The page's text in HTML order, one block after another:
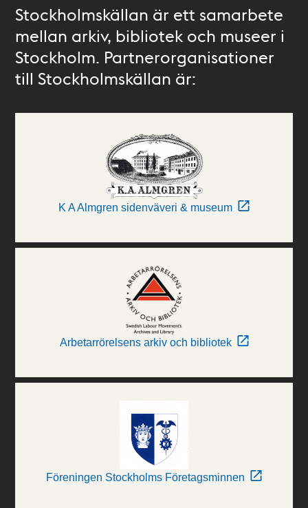
Stockholmskällan är ett samarbete
mellan arkiv, bibliotek och museer i
Stockholm. Partnerorganisationer
till Stockholmskällan är:
K A Almgren sidenväveri & museum
Arbetarrörelsens arkiv och bibliotek
Föreningen Stockholms Företagsminnen